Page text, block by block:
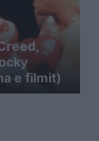
e filmit)